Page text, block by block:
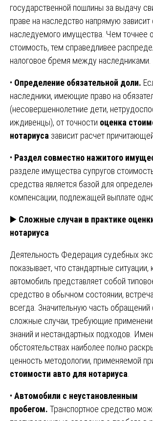
государственной пошлины за выдачу
праве на наследство напрямую зависит
наследуемого имущества. Чем точнее
стоимость, тем справедливее
налоговое бремя между наследниками.
• Определение обязательной доли.
наследники, имеющие право на
(несовершеннолетние дети,
иждивенцы), от точности оценка
нотариуса зависит расчет
• Раздел совместно нажитого
разделе имущества супругов
средства является базой для
компенсации, подлежащей выплате
▶️ Сложные случаи в практике
нотариуса
Деятельность Федерация судебных
показывает, что стандартные ситуации,
автомобиль представляет собой
средство в обычном состоянии,
всегда. Значительную часть обращений
сложные случаи, требующие
знаний и нестандартных подходов.
обстоятельствах наиболее полно
ценность методологии, применяемой
стоимости авто для нотариуса
• Автомобили с неустановленным
пробегом. Транспортное средство